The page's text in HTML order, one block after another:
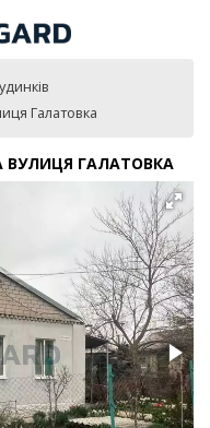
Галатовка
ВУЛИЦЯ ГАЛАТОВКА